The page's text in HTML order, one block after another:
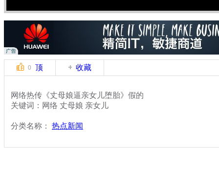
0 顶 收藏
网络热传《丈母娘逼亲女儿堕胎》假的
关键词：网络 丈母娘 亲女儿
分类名称： 热点新闻